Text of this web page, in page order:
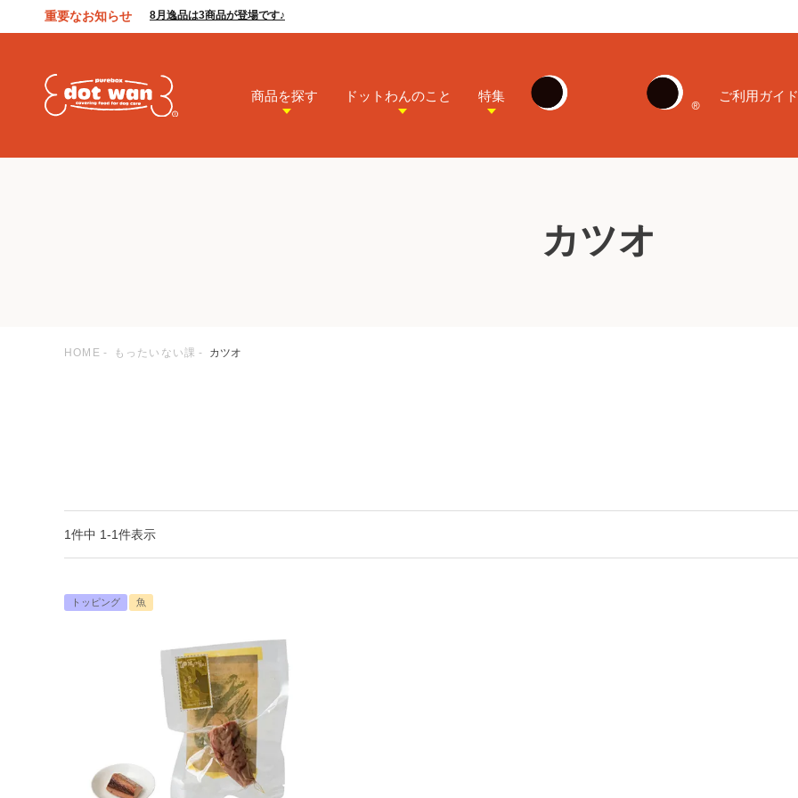
重要なお知らせ 8月逸品は3商品が登場です♪
特集
ドットわんのこと
商品を探す ご利用ガイド
カツオ
HOME もったいない課 カツオ
1件中 1-1件表示
トッピング 魚